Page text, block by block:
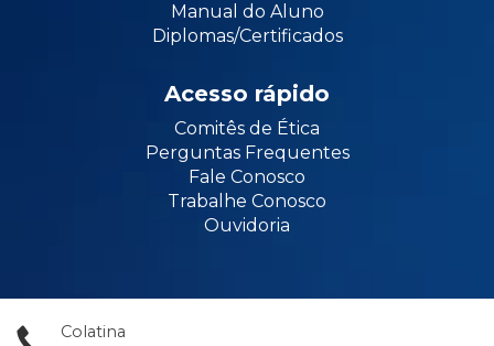
Manual do Aluno
Diplomas/Certificados
Acesso rápido
Comitês de Ética
Perguntas Frequentes
Fale Conosco
Trabalhe Conosco
Ouvidoria
Colatina